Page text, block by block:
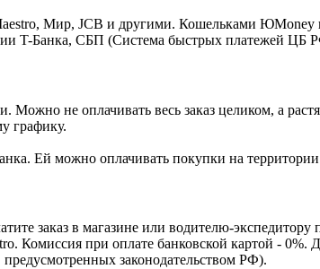
Мир, JCB и другими. Кошельками
T-Банка, СБП (Система быстрых платежей ЦБ
Можно не оплачивать весь заказ целиком, а
графику.
Ей можно оплачивать покупки на
заказ в магазине или водителю-
Комиссия при оплате банковской картой -
законодательством РФ).